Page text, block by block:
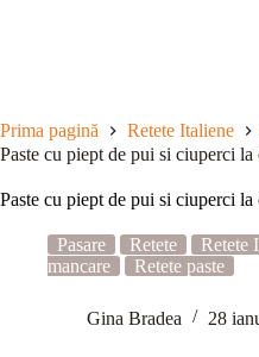
Prima pagină Retete Italiene
Paste cu piept de pui si ciuperci la
Paste cu piept de pui si ciuperci la
Pasare Retete Retete
mancare
Retete paste
Gina Bradea 28